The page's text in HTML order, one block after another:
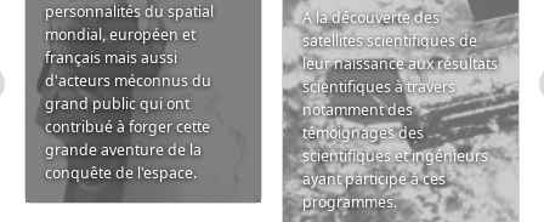
personnalités du spatial
mondial, européen et
français mais aussi
d'acteurs méconnus du
grand public qui ont
contribué à forger cette
grande aventure de la
conquête de l'espace.
A la découverte des
satellites scientifiques de
leur naissance aux résultats
scientifiques à travers
notamment des
témoignages des
scientifiques et ingénieurs
ayant participé à ces
programmes.